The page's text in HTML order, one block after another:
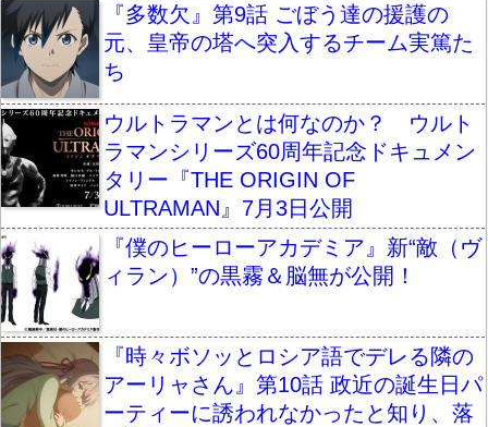
『多数欠』第9話 ごぼう達の援護の
元、皇帝の塔へ突入するチーム実篤た
ち
ウルトラマンとは何なのか？ ウルト
ラマンシリーズ60周年記念ドキュメン
タリー『THE ORIGIN OF
ULTRAMAN』7月3日公開
『僕のヒーローアカデミア』新“敵（ヴ
ィラン）”の黒霧＆脳無が公開！
『時々ボソッとロシア語でデレる隣の
アーリャさん』第10話 政近の誕生日パ
ーティーに誘われなかったと知り、落